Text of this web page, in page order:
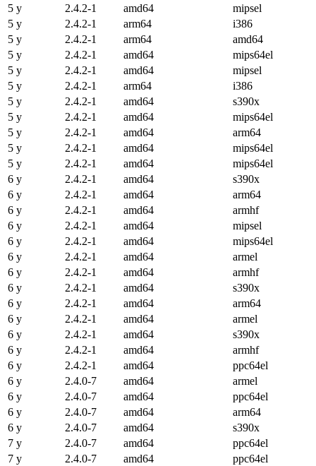
5 y
2.4.2-1 amd64
mipsel
5 y
2.4.2-1 arm64
i386
5 y
2.4.2-1 arm64
amd64
5 y
2.4.2-1 amd64
mips64el
5 y
2.4.2-1 amd64
mipsel
5 y
2.4.2-1 arm64
i386
5 y
2.4.2-1 amd64
s390x
5 y
2.4.2-1 amd64
mips64el
5 y
2.4.2-1 amd64
arm64
5 y
2.4.2-1 amd64
mips64el
5 y
2.4.2-1 amd64
mips64el
6 y
2.4.2-1 amd64
s390x
6 y
2.4.2-1 amd64
arm64
6 y
2.4.2-1 amd64
armhf
6 y
2.4.2-1 amd64
mipsel
6 y
2.4.2-1 amd64
mips64el
6 y
2.4.2-1 amd64
armel
6 y
2.4.2-1 amd64
armhf
6 y
2.4.2-1 amd64
s390x
6 y
2.4.2-1 amd64
arm64
6 y
2.4.2-1 amd64
armel
6 y
2.4.2-1 amd64
s390x
6 y
2.4.2-1 amd64
armhf
6 y
2.4.2-1 amd64
ppc64el
6 y
2.4.0-7 amd64
armel
6 y
2.4.0-7 amd64
ppc64el
6 y
2.4.0-7 amd64
arm64
6 y
2.4.0-7 amd64
s390x
7 y
2.4.0-7 amd64
ppc64el
7 y
2.4.0-7 amd64
ppc64el